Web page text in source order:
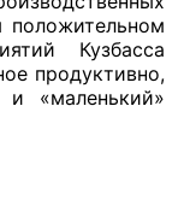
положительном
Кузбасса
продуктивно,
и «маленький»